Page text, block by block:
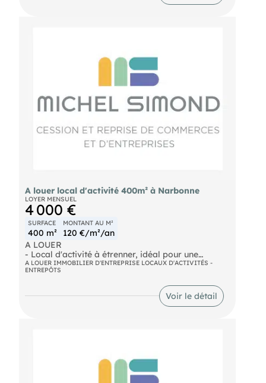
A louer local d'activité 400m² à Narbonne
LOYER MENSUEL
4 000 €
SURFACE
400 m²
MONTANT AU M²
120 €/m²/an
A LOUER
- Local d'activité à étrenner, idéal pour une
entreprise en croissance souhaitant se développer
sur Narbonne. Sa mezzanine béton de 100M2 offre
4x4 et accès piétons. Emplacement idéal. Nous
A LOUER IMMOBILIER D'ENTREPRISE LOCAUX D'ACTIVITÉS -
ENTREPÔTS
Voir le détail